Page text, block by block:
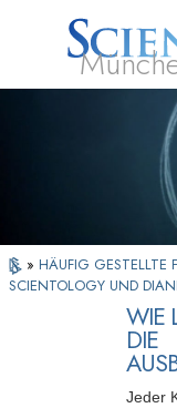
Scientology?
» HÄUFIG GESTELLTE
SCIENTOLOGY UND
WIE
DIE
Jeder